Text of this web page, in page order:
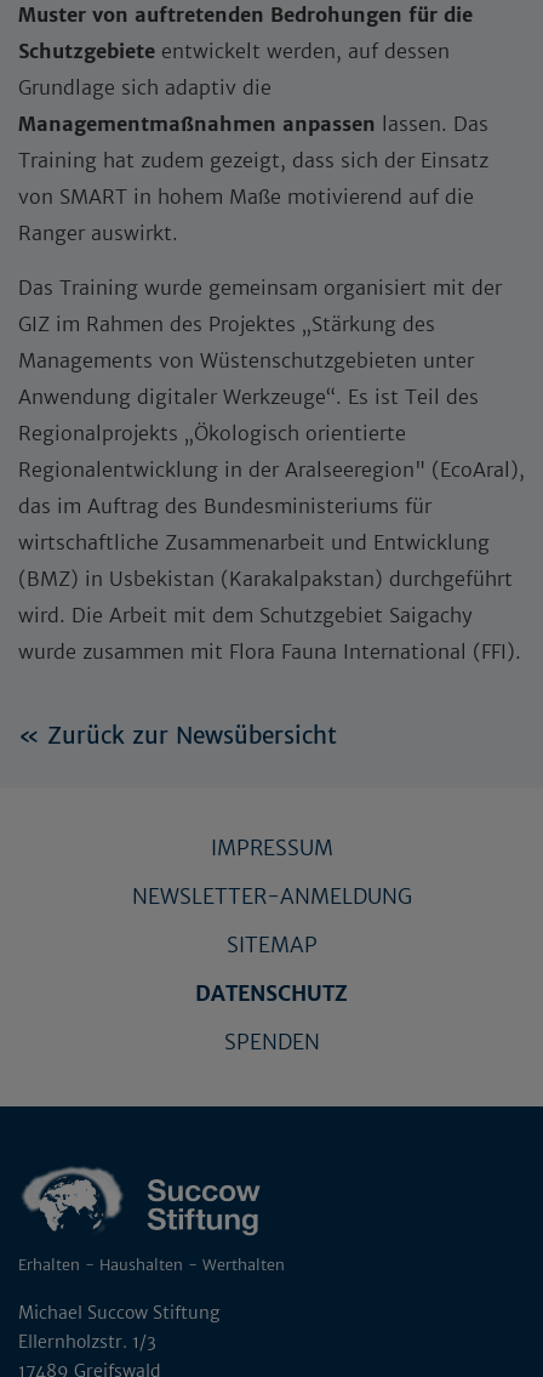
Muster von auftretenden Bedrohungen für die
Schutzgebiete entwickelt werden, auf dessen
Grundlage sich adaptiv die
Managementmaßnahmen anpassen lassen. Das
Training hat zudem gezeigt, dass sich der Einsatz
von SMART in hohem Maße motivierend auf die
Ranger auswirkt.
Das Training wurde gemeinsam organisiert mit der
GIZ im Rahmen des Projektes „Stärkung des
Managements von Wüstenschutzgebieten unter
Anwendung digitaler Werkzeuge“. Es ist Teil des
Regionalprojekts „Ökologisch orientierte
Regionalentwicklung in der Aralseeregion" (EcoAral),
das im Auftrag des Bundesministeriums für
wirtschaftliche Zusammenarbeit und Entwicklung
(BMZ) in Usbekistan (Karakalpakstan) durchgeführt
wird. Die Arbeit mit dem Schutzgebiet Saigachy
wurde zusammen mit Flora Fauna International (FFI).
« Zurück zur Newsübersicht
IMPRESSUM
NEWSLETTER-ANMELDUNG
SITEMAP
DATENSCHUTZ
SPENDEN
Erhalten - Haushalten - Werthalten
Michael Succow Stiftung
Ellernholzstr. 1/3
17489 Greifswald